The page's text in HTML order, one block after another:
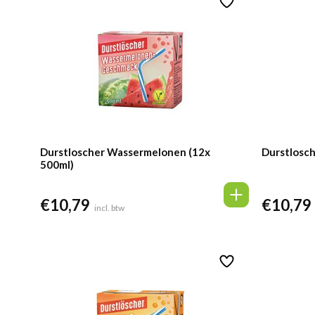
Durstloscher Wassermelonen (12x
500ml)
€10,79 incl. btw €10,79